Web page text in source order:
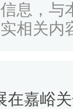
息，
相关内
在嘉峪